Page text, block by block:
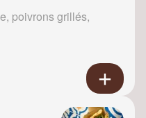
poivrons grillés,